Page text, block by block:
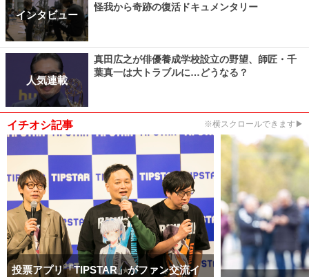
インタビュー
怪我から奇跡の復活ドキュメンタリー
人気連載
真田広之が俳優養成学校設立の野望、師匠・千
葉真一は大トラブルに…どうなる？
イチオシ記事 ※横スクロールできます▶
投票アプリ「TIPSTAR」がファン交流イ